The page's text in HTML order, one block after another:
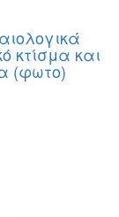
κτίσμα και
(φωτο)